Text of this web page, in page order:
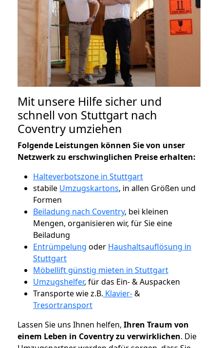
Mit unsere Hilfe sicher und
schnell von Stuttgart nach
Coventry umziehen
Folgende Leistungen können Sie von unser
Netzwerk zu erschwinglichen Preise erhalten:
Halteverbotszone in Stuttgart
stabile Umzugskartons, in allen Größen und
Formen
Beiladung nach Coventry, bei kleinen
Mengen, organisieren wir, für Sie eine
Beiladung
Entrümpelung oder Haushaltsauflösung in
Stuttgart
Möbellift günstig mieten in Stuttgart
Umzugshelfer, für das Ein- & Auspacken
Transporte wie z.B. Klavier-&
Tresortransport
Lassen Sie uns Ihnen helfen, Ihren Traum von
einem Leben in Coventry zu verwirklichen. Die